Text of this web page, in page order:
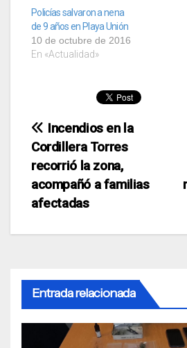
Policías salvaron a nena
de 9 años en Playa Unión
10 de octubre de 2016
En «Actualidad»
Navegación
de
entradas
Incendios en la
Cordillera Torres
recorrió la zona,
acompañó a familias
afectadas
Entrada relacionada